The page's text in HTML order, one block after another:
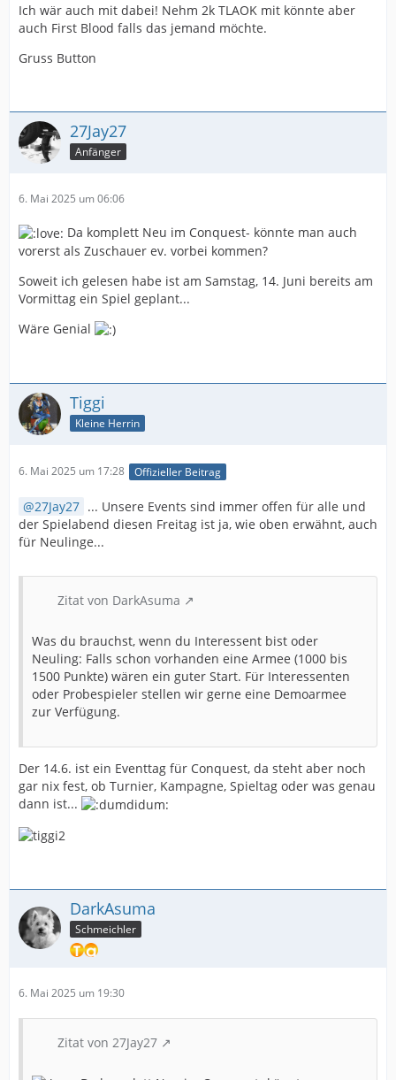
Ich wär auch mit dabei! Nehm 2k TLAOK mit könnte aber
auch First Blood falls das jemand möchte.
Gruss Button
27Jay27
Anfänger
6. Mai 2025 um 06:06
Da komplett Neu im Conquest- könnte man auch
vorerst als Zuschauer ev. vorbei kommen?
Soweit ich gelesen habe ist am Samstag, 14. Juni bereits am
Vormittag ein Spiel geplant...
Wäre Genial
Tiggi
Kleine Herrin
6. Mai 2025 um 17:28 Offizieller Beitrag
27Jay27 ... Unsere Events sind immer offen für alle und
der Spielabend diesen Freitag ist ja, wie oben erwähnt, auch
für Neulinge...
Zitat von DarkAsuma
Was du brauchst, wenn du Interessent bist oder
Neuling: Falls schon vorhanden eine Armee (1000 bis
1500 Punkte) wären ein guter Start. Für Interessenten
oder Probespieler stellen wir gerne eine Demoarmee
zur Verfügung.
Der 14.6. ist ein Eventtag für Conquest, da steht aber noch
gar nix fest, ob Turnier, Kampagne, Spieltag oder was genau
dann ist...
DarkAsuma
Schmeichler
6. Mai 2025 um 19:30
Zitat von 27Jay27